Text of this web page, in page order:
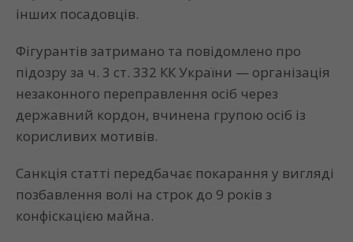
інших посадовців.
Фігурантів затримано та повідомлено про
підозру за ч. 3 ст. 332 КК України — організація
незаконного переправлення осіб через
державний кордон, вчинена групою осіб із
корисливих мотивів.
Санкція статті передбачає покарання у вигляді
позбавлення волі на строк до 9 років з
конфіскацією майна.